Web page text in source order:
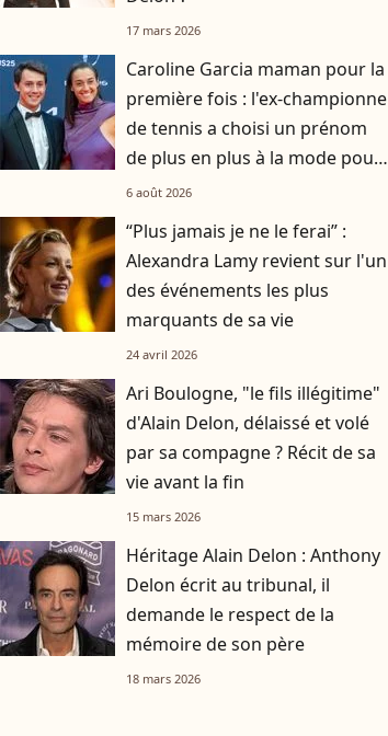
17 mars 2026
Caroline Garcia maman pour la
première fois : l'ex-championne
de tennis a choisi un prénom
de plus en plus à la mode pour
son fils
6 août 2026
“Plus jamais je ne le ferai” :
Alexandra Lamy revient sur l'un
des événements les plus
marquants de sa vie
24 avril 2026
Ari Boulogne, "le fils illégitime"
d'Alain Delon, délaissé et volé
par sa compagne ? Récit de sa
vie avant la fin
15 mars 2026
Héritage Alain Delon : Anthony
Delon écrit au tribunal, il
demande le respect de la
mémoire de son père
18 mars 2026